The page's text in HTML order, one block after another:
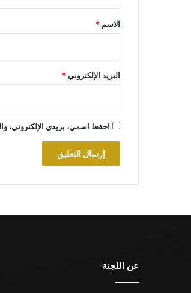
*
الاسم *
البريد الإلكتروني*
احفظ اسمي، بريدي الإلكتروني،
عن اللجنة